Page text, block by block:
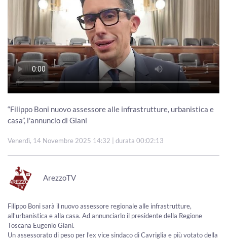
“Filippo Boni nuovo assessore alle infrastrutture, urbanistica e
casa”, l'annuncio di Giani
Venerdì, 14 Novembre 2025 14:32 | durata 00:02:13
ArezzoTV
Filippo Boni sarà il nuovo assessore regionale alle infrastrutture,
all’urbanistica e alla casa. Ad annunciarlo il presidente della Regione
Toscana Eugenio Giani.
Un assessorato di peso per l'ex vice sindaco di Cavriglia e più votato della